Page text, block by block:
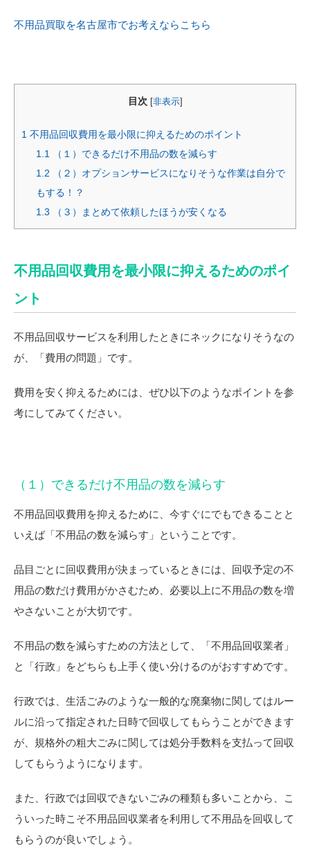
不用品買取を名古屋市でお考えならこちら
目次 [非表示]
1 不用品回収費用を最小限に抑えるためのポイント
1.1
（１）できるだけ不用品の数を減らす
1.2 （２）オプションサービスになりそうな作業は自分で
もする！？
1.3 （３）まとめて依頼したほうが安くなる
不用品回収費用を最小限に抑えるためのポイ
ント
不用品回収サービスを利用したときにネックになりそうなの
が、「費用の問題」です。
費用を安く抑えるためには、ぜひ以下のようなポイントを参
考にしてみてください。
（１）できるだけ不用品の数を減らす
不用品回収費用を抑えるために、今すぐにでもできることと
いえば「不用品の数を減らす」ということです。
品目ごとに回収費用が決まっているときには、回収予定の不
用品の数だけ費用がかさむため、必要以上に不用品の数を増
やさないことが大切です。
不用品の数を減らすための方法として、「不用品回収業者」
と「行政」をどちらも上手く使い分けるのがおすすめです。
行政では、生活ごみのような一般的な廃棄物に関してはルー
ルに沿って指定された日時で回収してもらうことができます
が、規格外の粗大ごみに関しては処分手数料を支払って回収
してもらうようになります。
また、行政では回収できないごみの種類も多いことから、こ
ういった時こそ不用品回収業者を利用して不用品を回収して
もらうのが良いでしょう。